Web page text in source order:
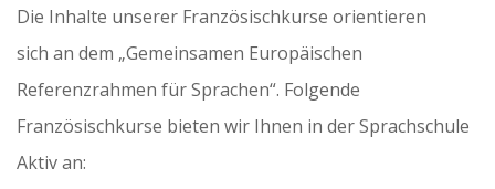
Die Inhalte unserer Französischkurse orientieren
sich an dem „Gemeinsamen Europäischen
Referenzrahmen für Sprachen“. Folgende
Französischkurse bieten wir Ihnen in der Sprachschule
Aktiv an: